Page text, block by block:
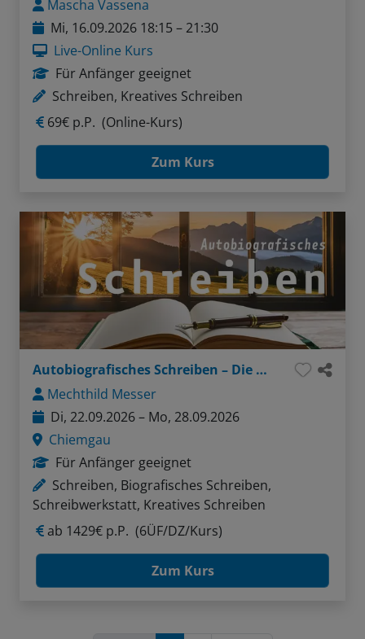
Mascha Vassena
Mi, 16.09.2026 18:15 – 21:30
Live-Online Kurs
Für Anfänger geeignet
Schreiben, Kreatives Schreiben
69€ p.P. (Online-Kurs)
Zum Kurs
Autobiografisches Schreiben – Die Würze meines Lebens
Mechthild Messer
Di, 22.09.2026 – Mo, 28.09.2026
Chiemgau
Für Anfänger geeignet
Schreiben, Biografisches Schreiben,
Schreibwerkstatt, Kreatives Schreiben
ab 1429€ p.P. (6ÜF/DZ/Kurs)
Zum Kurs